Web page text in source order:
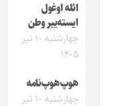
ائله اوغول
ایسته‌ییر وطن
چهارشنبه ۱۰ تیر
۱۴۰۵
هوپ‌هوپ‌نامه
چهارشنبه ۱۰ تیر